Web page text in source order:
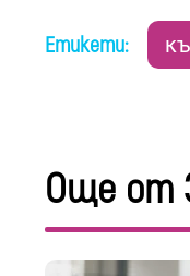
Етикети:
Още от